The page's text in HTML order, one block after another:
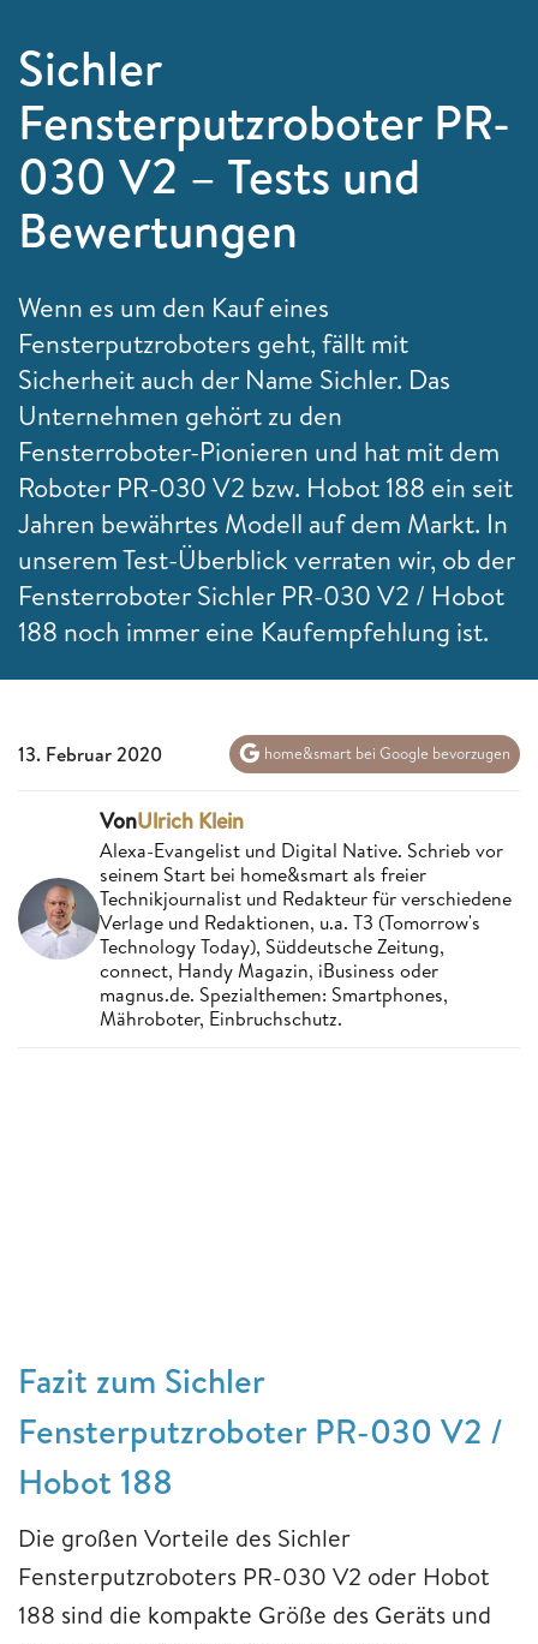
Sichler
Fensterputzroboter PR-
030 V2 – Tests und
Bewertungen
Wenn es um den Kauf eines
Fensterputzroboters geht, fällt mit
Sicherheit auch der Name Sichler. Das
Unternehmen gehört zu den
Fensterroboter-Pionieren und hat mit dem
Roboter PR-030 V2 bzw. Hobot 188 ein seit
Jahren bewährtes Modell auf dem Markt. In
unserem Test-Überblick verraten wir, ob der
Fensterroboter Sichler PR-030 V2 / Hobot
188 noch immer eine Kaufempfehlung ist.
13. Februar 2020 home&smart bei Google bevorzugen
VonUlrich Klein
Alexa-Evangelist und Digital Native. Schrieb vor
seinem Start bei home&smart als freier
Technikjournalist und Redakteur für verschiedene
Verlage und Redaktionen, u.a. T3 (Tomorrow's
Technology Today), Süddeutsche Zeitung,
connect, Handy Magazin, iBusiness oder
magnus.de. Spezialthemen: Smartphones,
Mähroboter, Einbruchschutz.
Fazit zum Sichler
Fensterputzroboter PR-030 V2 /
Hobot 188
Die großen Vorteile des Sichler
Fensterputzroboters PR-030 V2 oder Hobot
188 sind die kompakte Größe des Geräts und